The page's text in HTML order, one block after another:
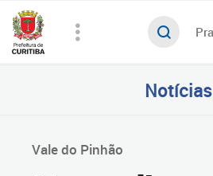
Notícias
Vale do Pinhão